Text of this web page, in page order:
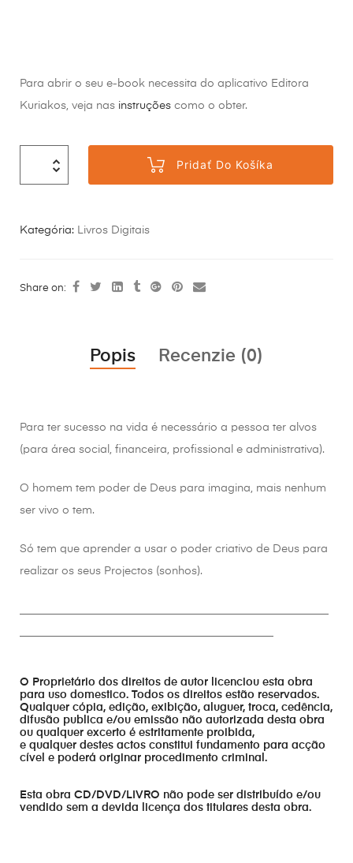
Para abrir o seu e-book necessita do aplicativo Editora
Kuriakos, veja nas instruções como o obter.
Pridať Do Košíka
Kategória: Livros Digitais
Share on:
Popis Recenzie (0)
Para ter sucesso na vida é necessário a pessoa ter alvos
(para área social, financeira, profissional e administrativa).
O homem tem poder de Deus para imagina, mais nenhum
ser vivo o tem.
Só tem que aprender a usar o poder criativo de Deus para
realizar os seus Projectos (sonhos).
O Proprietário dos direitos de autor licenciou esta obra
para uso domestico. Todos os direitos estão reservados.
Qualquer cópia, edição, exibição, aluguer, troca, cedência,
difusão publica e/ou emissão não autorizada desta obra
ou qualquer excerto é estritamente proibida,
e qualquer destes actos constitui fundamento para acção
cível e poderá originar procedimento criminal.
Esta obra CD/DVD/LIVRO não pode ser distribuído e/ou
vendido sem a devida licença dos titulares desta obra.